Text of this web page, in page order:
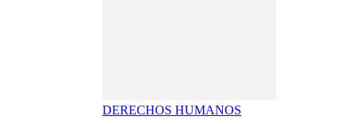
DERECHOS HUMANOS